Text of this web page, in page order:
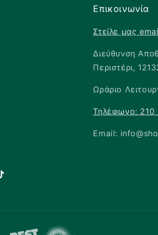
Επικοινωνία
Στείλε μας
Διεύθυνση
Περιστέρι,
Ωράριο
Τηλέφωνο: 210
Email: